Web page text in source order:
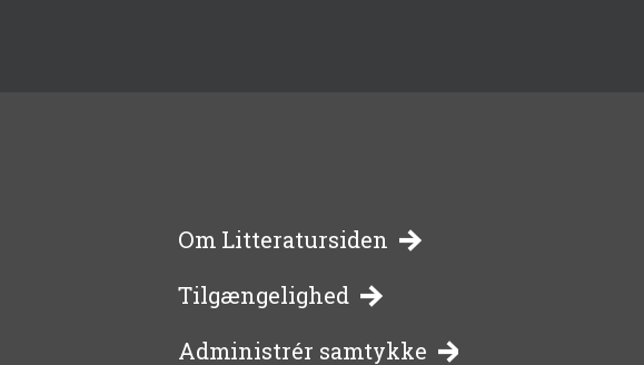
-
bibliotekernes
Om Litteratursiden
Tilgængelighed
Administrér samtykke